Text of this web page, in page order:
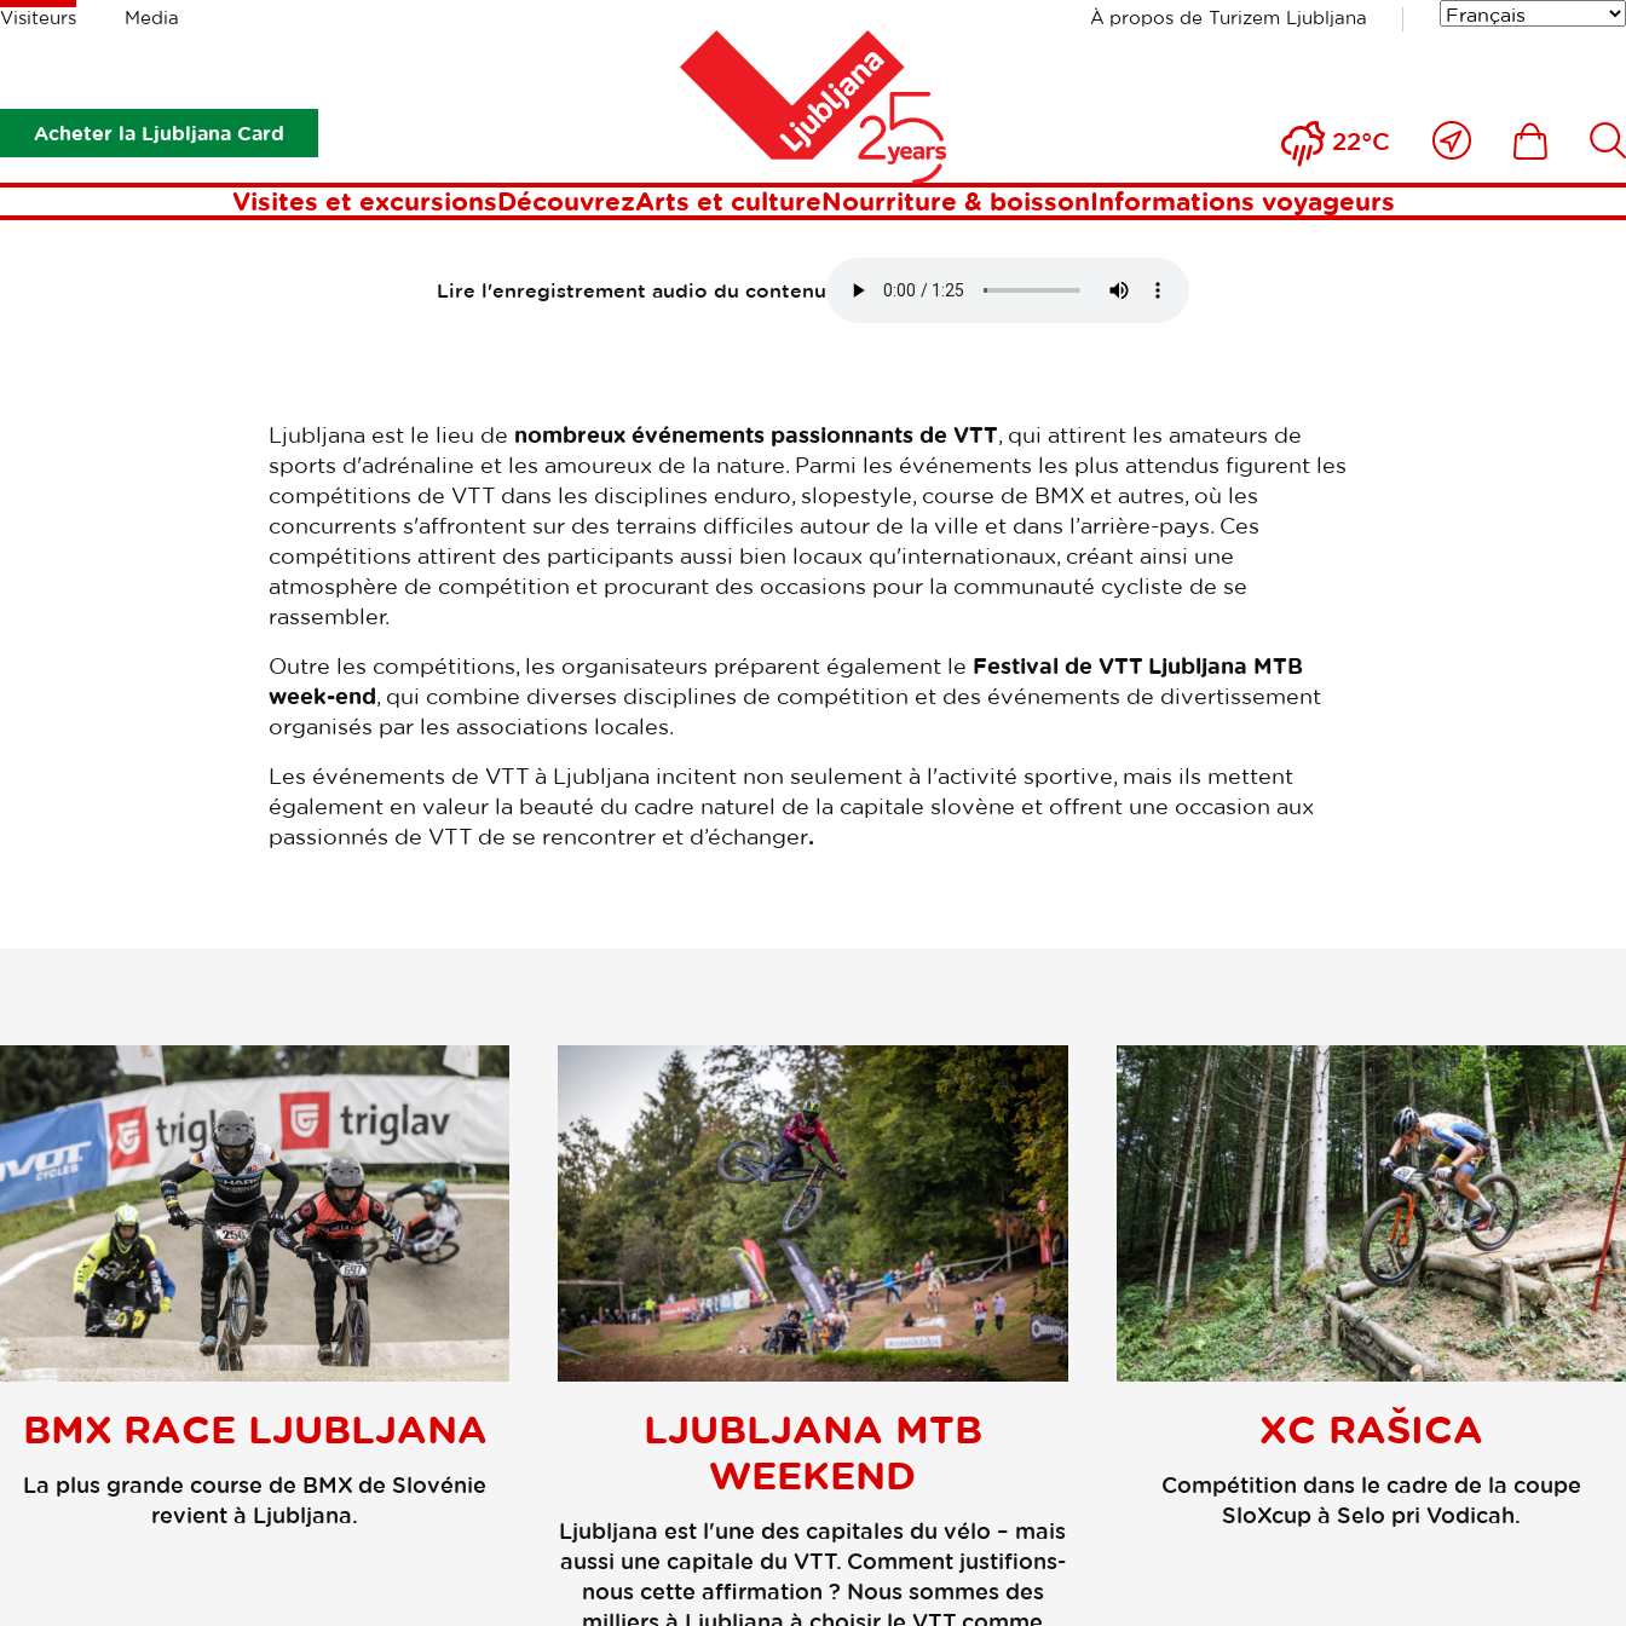
Visiteurs Media À propos de Turizem Ljubljana
Acheter la Ljubljana Card 22°C
Près
de
moi
Visites et excursionsDécouvrezArts et cultureNourriture & boissonInformations voyageurs
Les
Ljubljana, capitale du VTT Événements VTT
Événements VTT
Lire l'enregistrement audio du contenu
Ljubljana est le lieu de nombreux événements passionnants de VTT, qui attirent les amateurs de
sports d'adrénaline et les amoureux de la nature. Parmi les événements les plus attendus figurent les
compétitions de VTT dans les disciplines enduro, slopestyle, course de BMX et autres, où les
concurrents s'affrontent sur des terrains difficiles autour de la ville et dans l’arrière-pays. Ces
compétitions attirent des participants aussi bien locaux qu'internationaux, créant ainsi une
atmosphère de compétition et procurant des occasions pour la communauté cycliste de se
rassembler.
Outre les compétitions, les organisateurs préparent également le Festival de VTT Ljubljana MTB
week-end, qui combine diverses disciplines de compétition et des événements de divertissement
organisés par les associations locales.
Les événements de VTT à Ljubljana incitent non seulement à l'activité sportive, mais ils mettent
également en valeur la beauté du cadre naturel de la capitale slovène et offrent une occasion aux
passionnés de VTT de se rencontrer et d’échanger.
BMX RACE LJUBLJANA
La plus grande course de BMX de Slovénie
revient à Ljubljana.
LJUBLJANA MTB
WEEKEND
Ljubljana est l'une des capitales du vélo – mais
aussi une capitale du VTT. Comment justifions-
nous cette affirmation ? Nous sommes des
XC RAŠICA
Compétition dans le cadre de la coupe
SloXcup à Selo pri Vodicah.